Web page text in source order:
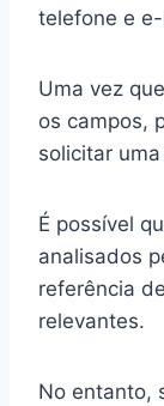
telefone e
Uma vez
os campos,
solicitar
É possível
analisados
referência
relevantes.
No entanto,